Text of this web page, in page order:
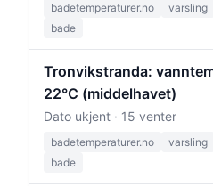
badetemperaturer.no varsling
bade
Tronvikstranda:
22°C (middelhavet)
Dato ukjent · 15 venter
badetemperaturer.no varsling
bade